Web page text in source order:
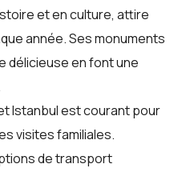
et en culture, attire
année. Ses monuments
délicieuse en font une
Istanbul est courant pour
visites familiales.
de transport